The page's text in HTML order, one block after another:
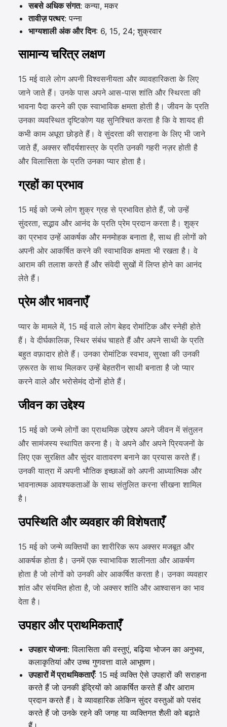
सबसे अधिक संगत: कन्या, मकर
तावीज़ पत्थर: पन्ना
भाग्यशाली अंक और दिन: 6, 15, 24; शुक्रवार
सामान्य चरित्र लक्षण
15 मई वाले लोग अपनी विश्वसनीयता और व्यावहारिकता के लिए
जाने जाते हैं। उनके पास अपने आस-पास शांति और स्थिरता की
भावना पैदा करने की एक स्वाभाविक क्षमता होती है। जीवन के प्रति
उनका व्यवस्थित दृष्टिकोण यह सुनिश्चित करता है कि वे शायद ही
कभी काम अधूरा छोड़ते हैं। वे सुंदरता की सराहना के लिए भी जाने
जाते हैं, अक्सर सौंदर्यशास्त्र के प्रति उनकी गहरी नज़र होती है
और विलासिता के प्रति उनका प्यार होता है।
ग्रहों का प्रभाव
15 मई को जन्मे लोग शुक्र ग्रह से प्रभावित होते हैं, जो उन्हें
सुंदरता, सद्भाव और आनंद के प्रति प्रेम प्रदान करता है। शुक्र
का प्रभाव उन्हें आकर्षक और मनमोहक बनाता है, साथ ही लोगों को
अपनी ओर आकर्षित करने की स्वाभाविक क्षमता भी रखता है। वे
आराम की तलाश करते हैं और संवेदी सुखों में लिप्त होने का आनंद
लेते हैं।
प्रेम और भावनाएँ
प्यार के मामले में, 15 मई वाले लोग बेहद रोमांटिक और स्नेही होते
हैं। वे दीर्घकालिक, स्थिर संबंध चाहते हैं और अपने साथी के प्रति
बहुत वफ़ादार होते हैं। उनका रोमांटिक स्वभाव, सुरक्षा की उनकी
ज़रूरत के साथ मिलकर उन्हें बेहतरीन साथी बनाता है जो प्यार
करने वाले और भरोसेमंद दोनों होते हैं।
जीवन का उद्देश्य
15 मई को जन्मे लोगों का प्राथमिक उद्देश्य अपने जीवन में संतुलन
और सामंजस्य स्थापित करना है। वे अपने और अपने प्रियजनों के
लिए एक सुरक्षित और सुंदर वातावरण बनाने का प्रयास करते हैं।
उनकी यात्रा में अपनी भौतिक इच्छाओं को अपनी आध्यात्मिक और
भावनात्मक आवश्यकताओं के साथ संतुलित करना सीखना शामिल
है।
उपस्थिति और व्यवहार की विशेषताएँ
15 मई को जन्मे व्यक्तियों का शारीरिक रूप अक्सर मजबूत और
आकर्षक होता है। उनमें एक स्वाभाविक शालीनता और आकर्षण
होता है जो लोगों को उनकी ओर आकर्षित करता है। उनका व्यवहार
शांत और संयमित होता है, जो अक्सर शांति और आश्वासन का भाव
देता है।
उपहार और प्राथमिकताएँ
उपहार योजना: विलासिता की वस्तुएं, बढ़िया भोजन का अनुभव,
कलाकृतियां और उच्च गुणवत्ता वाले आभूषण।
उपहारों में प्राथमिकताएँ: 15 मई व्यक्ति ऐसे उपहारों की सराहना
करते हैं जो उनकी इंद्रियों को आकर्षित करते हैं और आराम
प्रदान करते हैं। वे व्यावहारिक लेकिन सुंदर वस्तुओं को पसंद
करते हैं जो उनके रहने की जगह या व्यक्तिगत शैली को बढ़ाते